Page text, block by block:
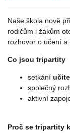
Naše škola nově
rodičům i žákům
rozhovor o učení a
Co jsou tripartity
setkání
společný
aktivní
Proč se tripartity